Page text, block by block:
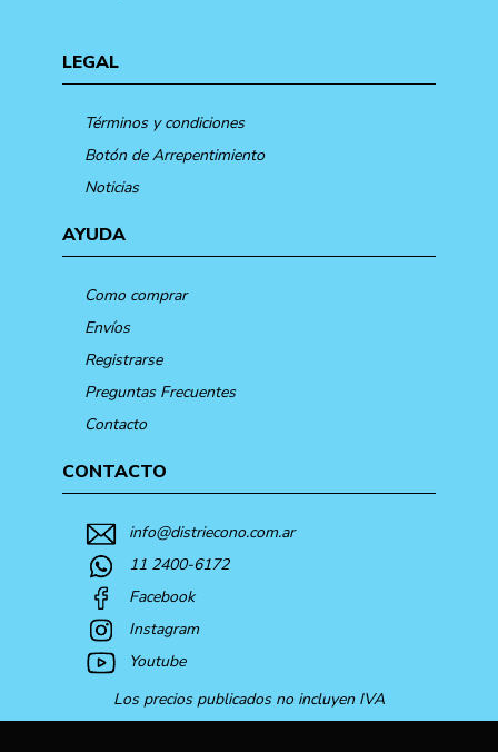
LEGAL
Términos y condiciones
Botón de Arrepentimiento
Noticias
AYUDA
Como comprar
Envíos
Registrarse
Preguntas Frecuentes
Contacto
CONTACTO
info@distriecono.com.ar
11 2400-6172
Facebook
Instagram
Youtube
Los precios publicados no incluyen IVA